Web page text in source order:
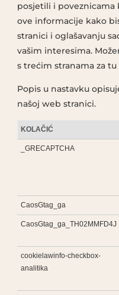
posjetili i
ove informacije kako
stranici i oglašavanju
vašim interesima.
s trećim stranama za tu
Popis u nastavku
našoj web stranici.
KOLAČIĆ
_GRECAPTCHA
CaosGtag_ga
CaosGtag_ga_TH02MMFD4J
cookielawinfo-checkbox-
analitika